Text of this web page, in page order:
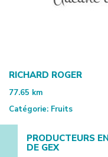
RICHARD ROGER
77.65 km
Catégorie: Fruits
PRODUCTEURS
DE GEX